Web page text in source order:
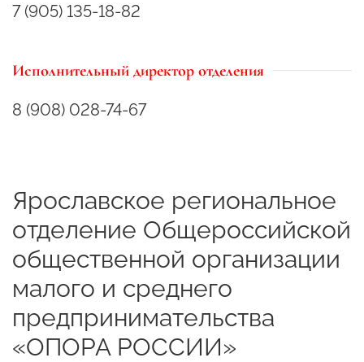
7 (905) 135-18-82
Исполнительный директор отделения
8 (908) 028-74-67
Ярославское региональное
отделение Общероссийской
общественной организации
малого и среднего
предпринимательства
«ОПОРА РОССИИ»